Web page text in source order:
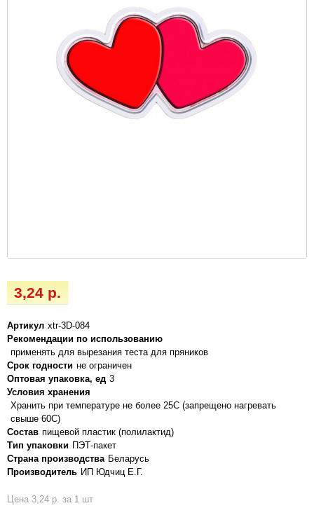
3,24 р.
Артикул xtr-3D-084
Рекомендации по использованию
применять для вырезания теста для пряников
Срок годности не ограничен
Оптовая упаковка, ед 3
Условия хранения
Хранить при температуре не более 25С (запрещено нагревать
свыше 60С)
Состав пищевой пластик (полилактид)
Тип упаковки ПЭТ-пакет
Страна производства Беларусь
Производитель ИП Юдчиц Е.Г.
Цена 3,24 р. за 1 шт